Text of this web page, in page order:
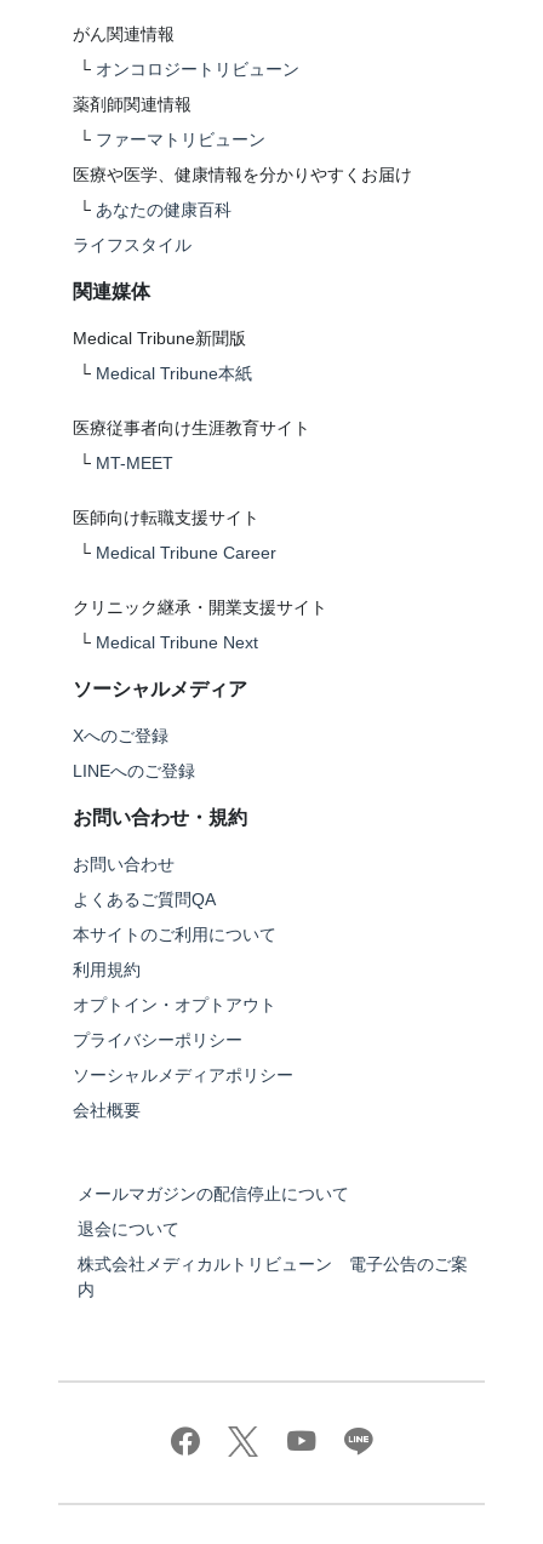
がん関連情報
└ オンコロジートリビューン
薬剤師関連情報
└ ファーマトリビューン
医療や医学、健康情報を分かりやすくお届け
└ あなたの健康百科
ライフスタイル
関連媒体
Medical Tribune新聞版
└ Medical Tribune本紙
医療従事者向け生涯教育サイト
└ MT-MEET
医師向け転職支援サイト
└ Medical Tribune Career
クリニック継承・開業支援サイト
└ Medical Tribune Next
ソーシャルメディア
Xへのご登録
LINEへのご登録
お問い合わせ・規約
お問い合わせ
よくあるご質問QA
本サイトのご利用について
利用規約
オプトイン・オプトアウト
プライバシーポリシー
ソーシャルメディアポリシー
会社概要
メールマガジンの配信停止について
退会について
株式会社メディカルトリビューン 電子公告のご案
内